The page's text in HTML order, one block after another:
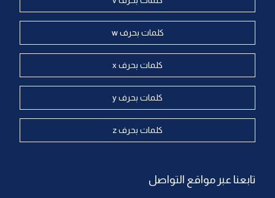
كلمات بحرف w
كلمات بحرف x
كلمات بحرف y
كلمات بحرف z
تابعنا عبر مواقع التواصل